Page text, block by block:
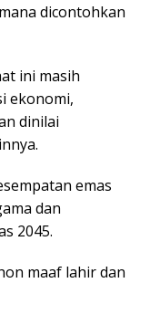
dicontohkan
ini masih
ekonomi,
dinilai
emas
dan
2045.
maaf lahir dan